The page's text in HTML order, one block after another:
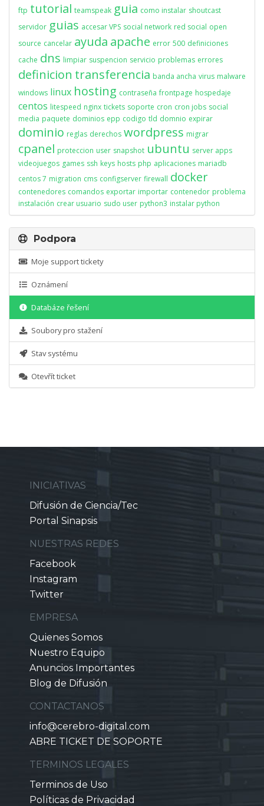
ftp tutorial teamspeak guia como instalar shoutcast
servidor guias accesar VPS social network red social open
source cancelar ayuda apache error 500 definiciones
cache dns limpiar suspencion servicio problemas errores
definicion transferencia banda ancha virus malware
windows linux hosting contraseña frontpage hospedaje
centos litespeed nginx tickets soporte cron cron jobs social
media paquete dominios epp codigo tld domnio expirar
dominio reglas derechos wordpress migrar
cpanel proteccion user snapshot ubuntu server apps
videojuegos games ssh keys hosts php aplicaciones mariadb
centos 7 migration cms configserver firewall docker
contenedores comandos exportar importar contenedor problema
instalación crear usuario sudo user python3 instalar python
Podpora
Moje support tickety
Oznámení
Databáze řešení
Soubory pro stažení
Stav systému
Otevřít ticket
INICIATIVAS
Difusión de Ciencia/Tec
Portal Sinapsis
NUESTRAS REDES
Facebook
Instagram
Twitter
EMPRESA
Quienes Somos
Nuestro Equipo
Anuncios Importantes
Blog de Difusión
CONTACTANOS
info@cerebro-digital.com
ABRE TICKET DE SOPORTE
TERMINOS LEGALES
Terminos de Uso
Políticas de Privacidad